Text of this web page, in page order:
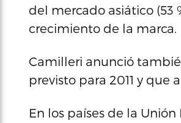
del mercado asiático (53
crecimiento de la marca.
Camilleri anunció
previsto para 2011 y que
En los países de la Unión